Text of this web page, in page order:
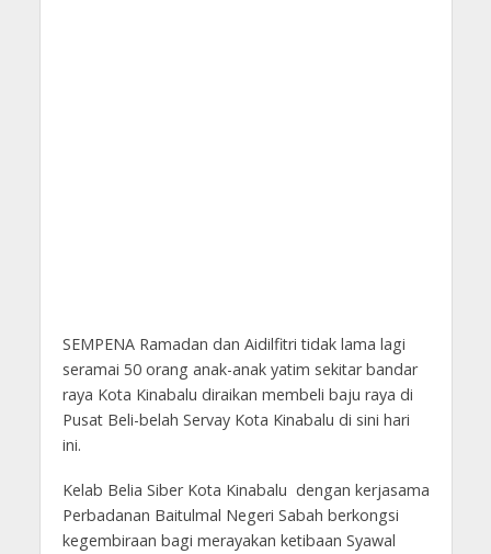
SEMPENA Ramadan dan Aidilfitri tidak lama lagi
seramai 50 orang anak-anak yatim sekitar bandar
raya Kota Kinabalu diraikan membeli baju raya di
Pusat Beli-belah Servay Kota Kinabalu di sini hari
ini.
Kelab Belia Siber Kota Kinabalu dengan kerjasama
Perbadanan Baitulmal Negeri Sabah berkongsi
kegembiraan bagi merayakan ketibaan Syawal